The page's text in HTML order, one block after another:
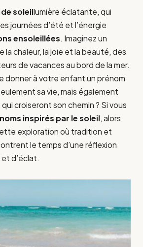
soleillumière éclatante, qui
journées d’été et l’énergie
ensoleillées. Imaginez un
la chaleur, la joie et la beauté, des
de vacances au bord de la mer.
donner à votre enfant un prénom
sa vie, mais également
croiseront son chemin ? Si vous
noms inspirés par le soleil, alors
exploration où tradition et
le temps d’une réflexion
d’éclat.